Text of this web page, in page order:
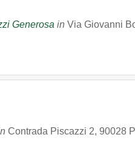
Generosa in Via Giovanni
Contrada Piscazzi 2, 90028